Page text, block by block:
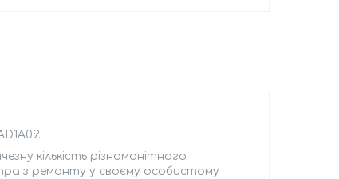
кількість різноманітного
з ремонту у своєму особистому